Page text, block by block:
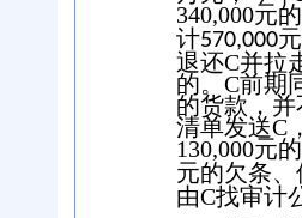
340,000元
计570,000
退还C并拉
的。 C前期
的货款，
清单发送C
130,000元
元的欠条、
由C找审计